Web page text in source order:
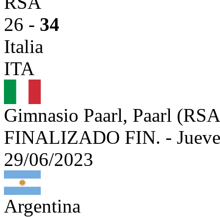
26 - 34
Italia
ITA
Gimnasio Paarl, Paarl
FINALIZADO FIN. -
29/06/2023
Argentina